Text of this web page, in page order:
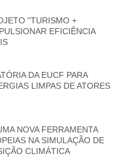
"TURISMO +
EFICIÊNCIA
DA EUCF PARA
LIMPAS DE ATORES
NOVA FERRAMENTA
NA SIMULAÇÃO DE
CLIMÁTICA